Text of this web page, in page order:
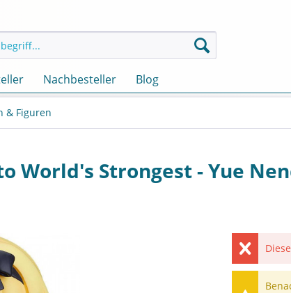
Nachbesteller Blog
& Figuren
World's Strongest - Yue